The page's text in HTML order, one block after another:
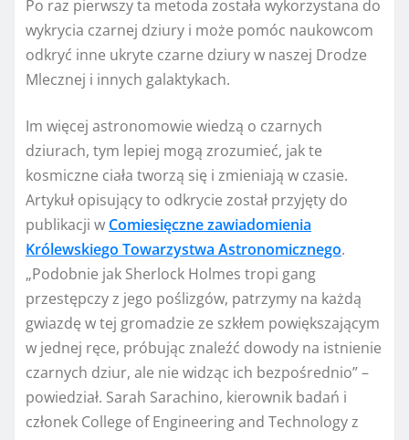
Po raz pierwszy ta metoda została wykorzystana do
wykrycia czarnej dziury i może pomóc naukowcom
odkryć inne ukryte czarne dziury w naszej Drodze
Mlecznej i innych galaktykach.
Im więcej astronomowie wiedzą o czarnych
dziurach, tym lepiej mogą zrozumieć, jak te
kosmiczne ciała tworzą się i zmieniają w czasie.
Artykuł opisujący to odkrycie został przyjęty do
publikacji w Comiesięczne zawiadomienia
Królewskiego Towarzystwa Astronomicznego.
„Podobnie jak Sherlock Holmes tropi gang
przestępczy z jego poślizgów, patrzymy na każdą
gwiazdę w tej gromadzie ze szkłem powiększającym
w jednej ręce, próbując znaleźć dowody na istnienie
czarnych dziur, ale nie widząc ich bezpośrednio” –
powiedział. Sarah Sarachino, kierownik badań i
członek College of Engineering and Technology z